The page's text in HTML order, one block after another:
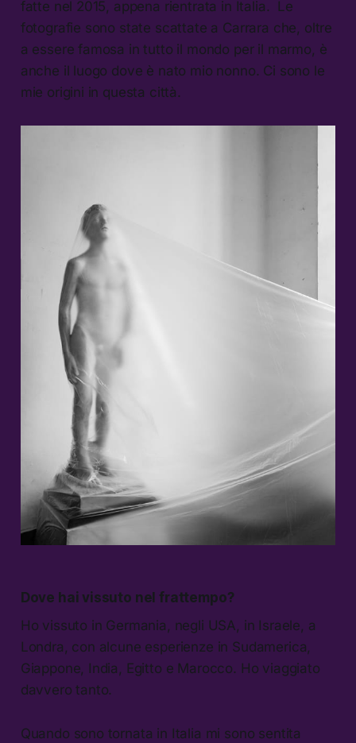
fatte nel 2015, appena rientrata in Italia. Le
fotografie sono state scattate a Carrara che, oltre
a essere famosa in tutto il mondo per il marmo, è
anche il luogo dove è nato mio nonno. Ci sono le
mie origini in questa città.
Dove hai vissuto nel frattempo?
Ho vissuto in Germania, negli USA, in Israele, a
Londra, con alcune esperienze in Sudamerica,
Giappone, India, Egitto e Marocco. Ho viaggiato
davvero tanto.
Quando sono tornata in Italia mi sono sentita